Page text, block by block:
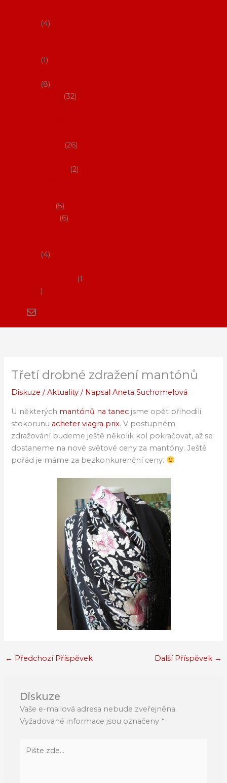
4
1
8
32
26
2
5
6
4
1
Třetí drobné zdražení mantónů
Diskuze /Aktuality / NapsalAneta Suchomelová
U některých mantónů na tanec jsme opět přihodili
stokorunu acheter viagra prix. V postupném
zdražování budeme ještě několik kol pokračovat, až se
dostaneme na nové světové ceny za mantóny. Ještě
pořád je máme za bezkonkurenční ceny.
← Předchozí Příspěvek Další Příspěvek →
Diskuze
Vaše e-mailová adresa nebude zveřejněna.
Vyžadované informace jsou označeny *
zde…